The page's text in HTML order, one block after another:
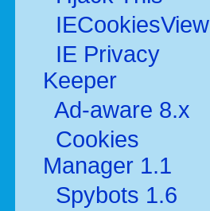
IECookiesView
IE Privacy
Keeper
Ad-aware 8.x
Cookies
Manager 1.1
Spybots 1.6